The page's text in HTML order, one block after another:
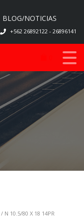
BLOG/NOTICIAS
+562 26892122 - 26896141
/ N 10.5/80 X 18 14PR